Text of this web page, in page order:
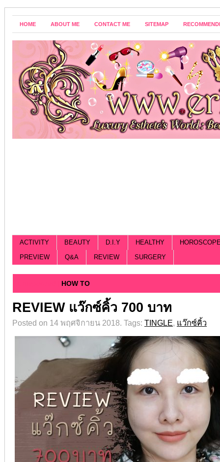
HOME ABOUT ME CONTACT ME SITEMAP
ACTIVITY BEAUTY D.I.Y HEALTHY
PREVIEW
Q&A REVIEW SURGERY
HOW TO
REVIEW แว๊กซ์คิ้ว 700 บาท
Posted on 14 พฤศจิกายน 2018. Tags: TINGLE, แว๊กซ์คิ้ว